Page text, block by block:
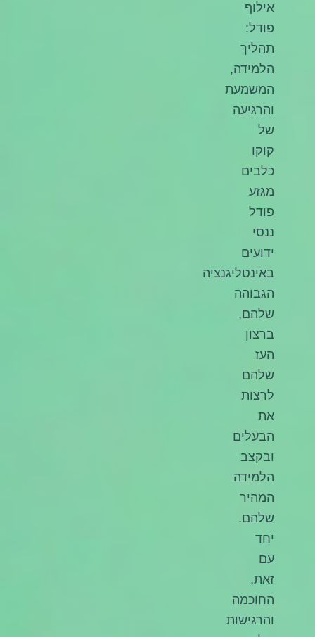
אילוף
פודל:
תהליך
הלמידה,
המשמעת
והרגיעה
של
קוקו
כלבים
מגזע
פודל
ננסי
ידועים
באינטליגנציה
הגבוהה
שלהם,
ברצון
העז
שלהם
לרצות
את
הבעלים
ובקצב
הלמידה
המהיר
שלהם.
יחד
עם
זאת,
החוכמה
והרגישות